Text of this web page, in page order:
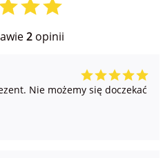
2 opinii
Nie możemy się doczekać